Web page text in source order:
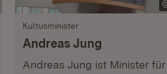
Kultusminister
Andreas Jung
Andreas Jung ist Minister für